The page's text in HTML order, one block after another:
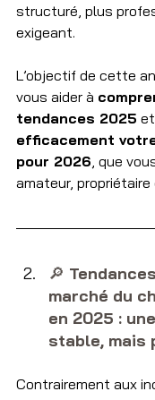
structuré, plus
exigeant.
L’objectif de cette
vous aider à
tendances 2025
efficacement
pour 2026 , que
amateur,
🔎​
marché du
en 2025 :
stable, mais
Contrairement aux